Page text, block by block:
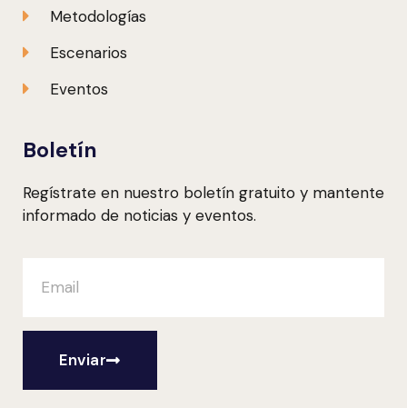
Metodologías
Escenarios
Eventos
Boletín
Regístrate en nuestro boletín gratuito y mantente
informado de noticias y eventos.
Enviar